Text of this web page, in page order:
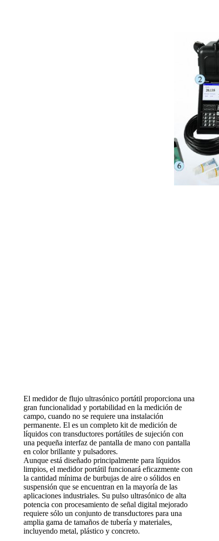
El medidor de flujo ultrasónico portátil proporciona una
gran funcionalidad y portabilidad en la medición de
campo, cuando no se requiere una instalación
permanente. El es un completo kit de medición de
líquidos con transductores portátiles de sujeción con
una pequeña interfaz de pantalla de mano con pantalla
en color brillante y pulsadores.
Aunque está diseñado principalmente para líquidos
limpios, el medidor portátil funcionará eficazmente con
la cantidad mínima de burbujas de aire o sólidos en
suspensión que se encuentran en la mayoría de las
aplicaciones industriales. Su pulso ultrasónico de alta
potencia con procesamiento de señal digital mejorado
requiere sólo un conjunto de transductores para una
amplia gama de tamaños de tubería y materiales,
incluyendo metal, plástico y concreto.